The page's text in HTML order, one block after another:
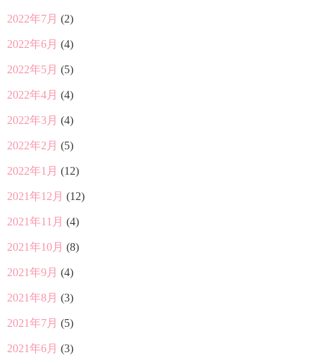
2022年7月 (2)
2022年6月 (4)
2022年5月 (5)
2022年4月 (4)
2022年3月 (4)
2022年2月 (5)
2022年1月 (12)
2021年12月 (12)
2021年11月 (4)
2021年10月 (8)
2021年9月 (4)
2021年8月 (3)
2021年7月 (5)
2021年6月 (3)